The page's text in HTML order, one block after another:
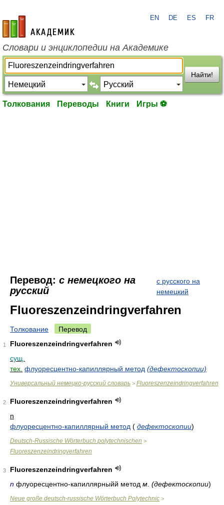
academic.ru
EN DE ES FR
Словари и энциклопедии на Академике
Найти!
Толкования Переводы Книги Игры ⚽
Перевод: с немецкого на
русский
с русского на
немецкий
Fluoreszenzeindringverfahren
Толкование Перевод
1
Fluoreszenzeindringverfahren
сущ.
тех. флуоресцентно-капиллярный метод (дефектоскопии)
Универсальный немецко-русский словарь > Fluoreszenzeindringverfahren
2
Fluoreszenzeindringverfahren
n
флуоресцентно-капиллярный метод ( дефектоскопии)
Deutsch-Russische Wörterbuch polytechnischen >
Fluoreszenzeindringverfahren
3
Fluoreszenzeindringverfahren
n флуоресцентно-капиллярныйй метод м. (дефектоскопии)
Neue große deutsch-russische Wörterbuch Polytechnic >